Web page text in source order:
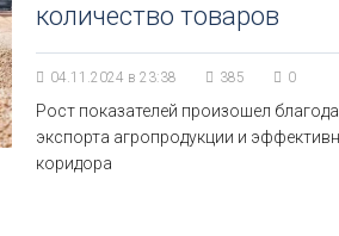
количество товаров
04.11.2024 в 23:38 385 0
Рост показателей произошел
экспорта агропродукции и
коридора